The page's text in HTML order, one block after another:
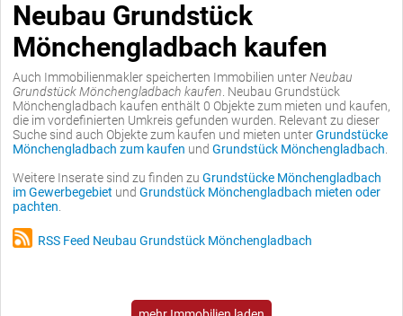
Neubau Grundstück
Mönchengladbach kaufen
Auch Immobilienmakler speicherten Immobilien unterNeubau
Grundstück Mönchengladbach kaufen . Neubau Grundstück
Mönchengladbach kaufen enthält 0 Objekte zum mieten und kaufen,
die im vordefinierten Umkreis gefunden wurden. Relevant zu dieser
Suche sind auch Objekte zum kaufen und mieten unterGrundstücke
Mönchengladbach zum kaufen und Grundstück Mönchengladbach
Weitere Inserate sind zu finden zu Grundstücke Mönchengladbach
im Gewerbegebiet und Grundstück Mönchengladbach mieten oder
pachten
RSS Feed Neubau Grundstück Mönchengladbach